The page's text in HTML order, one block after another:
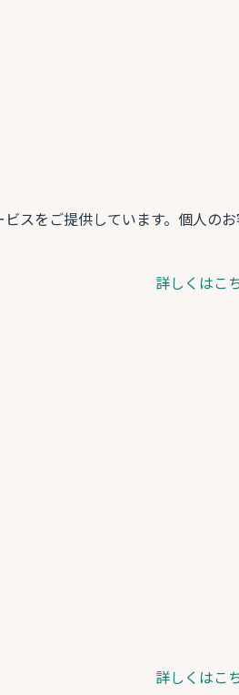
スをご提供しています。個人の
詳しくはこ
詳しくはこ